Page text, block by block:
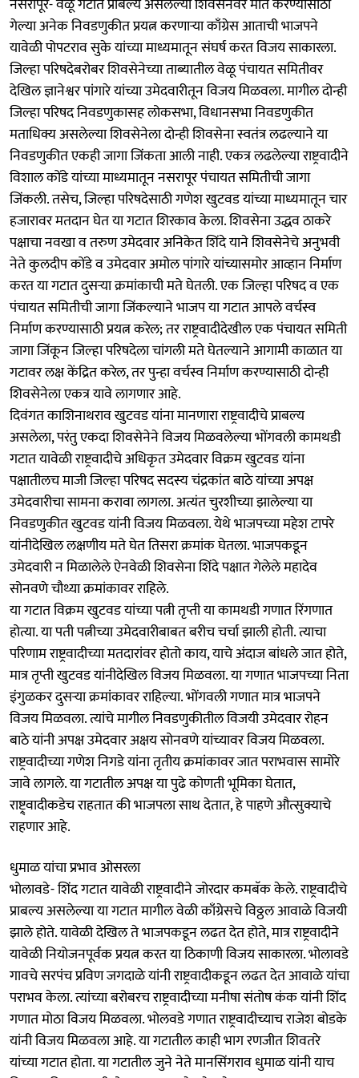
गेल्या अनेक निवडणुकीत प्रयत्न करणाऱ्या काँग्रेस आताची भाजपने
यावेळी पोपटराव सुके यांच्या माध्यमातून संघर्ष करत विजय साकारला.
जिल्हा परिषदेबरोबर शिवसेनेच्या ताब्यातील वेळू पंचायत समितीवर
देखिल ज्ञानेश्वर पांगारे यांच्या उमेदवारीतून विजय मिळवला. मागील दोन्ही
जिल्हा परिषद निवडणुकासह लोकसभा, विधानसभा निवडणुकीत
मताधिक्य असलेल्या शिवसेनेला दोन्ही शिवसेना स्वतंत्र लढल्याने या
निवडणुकीत एकही जागा जिंकता आली नाही. एकत्र लढलेल्या राष्ट्रवादीने
विशाल कोंडे यांच्या माध्यमातून नसरापूर पंचायत समितीची जागा
जिंकली. तसेच, जिल्हा परिषदेसाठी गणेश खुटवड यांच्या माध्यमातून चार
हजारावर मतदान घेत या गटात शिरकाव केला. शिवसेना उद्धव ठाकरे
पक्षाचा नवखा व तरुण उमेदवार अनिकेत शिंदे याने शिवसेनेचे अनुभवी
नेते कुलदीप कोंडे व उमेदवार अमोल पांगारे यांच्यासमोर आव्हान निर्माण
करत या गटात दुसऱ्या क्रमांकाची मते घेतली. एक जिल्हा परिषद व एक
पंचायत समितीची जागा जिंकल्याने भाजप या गटात आपले वर्चस्व
निर्माण करण्यासाठी प्रयत्न करेल; तर राष्ट्रवादीदेखील एक पंचायत समिती
जागा जिंकून जिल्हा परिषदेला चांगली मते घेतल्याने आगामी काळात या
गटावर लक्ष केंद्रित करेल, तर पुन्हा वर्चस्व निर्माण करण्यासाठी दोन्ही
शिवसेनेला एकत्र यावे लागणार आहे.
दिवंगत काशिनाथराव खुटवड यांना मानणारा राष्ट्रवादीचे प्राबल्य
असलेला, परंतु एकदा शिवसेनेने विजय मिळवलेल्या भोंगवली कामथडी
गटात यावेळी राष्ट्रवादीचे अधिकृत उमेदवार विक्रम खुटवड यांना
पक्षातीलच माजी जिल्हा परिषद सदस्य चंद्रकांत बाठे यांच्या अपक्ष
उमेदवारीचा सामना करावा लागला. अत्यंत चुरशीच्या झालेल्या या
निवडणुकीत खुटवड यांनी विजय मिळवला. येथे भाजपच्या महेश टापरे
यांनीदेखिल लक्षणीय मते घेत तिसरा क्रमांक घेतला. भाजपकडून
उमेदवारी न मिळालेले ऐनवेळी शिवसेना शिंदे पक्षात गेलेले महादेव
सोनवणे चौथ्या क्रमांकावर राहिले.
या गटात विक्रम खुटवड यांच्या पत्नी तृप्ती या कामथडी गणात रिंगणात
होत्या. या पती पत्नीच्या उमेदवारीबाबत बरीच चर्चा झाली होती. त्याचा
परिणाम राष्ट्रवादीच्या मतदारांवर होतो काय, याचे अंदाज बांधले जात होते,
मात्र तृप्ती खुटवड यांनीदेखिल विजय मिळवला. या गणात भाजपच्या निता
इंगुळकर दुसऱ्या क्रमांकावर राहिल्या. भोंगवली गणात मात्र भाजपने
विजय मिळवला. त्यांचे मागील निवडणुकीतील विजयी उमेदवार रोहन
बाठे यांनी अपक्ष उमेदवार अक्षय सोनवणे यांच्यावर विजय मिळवला.
राष्ट्रवादीच्या गणेश निगडे यांना तृतीय क्रमांकावर जात पराभवास सामोरे
जावे लागले. या गटातील अपक्ष या पुढे कोणती भूमिका घेतात,
राष्ट्र्वादीकडेच राहतात की भाजपला साथ देतात, हे पाहणे औत्सुक्याचे
राहणार आहे.
धुमाळ यांचा प्रभाव ओसरला
भोलावडे- शिंद गटात यावेळी राष्ट्रवादीने जोरदार कमबॅक केले. राष्ट्रवादीचे
प्राबल्य असलेल्या या गटात मागील वेळी काँग्रेसचे विठ्ठल आवाळे विजयी
झाले होते. यावेळी देखिल ते भाजपकडून लढत देत होते, मात्र राष्ट्रवादीने
यावेळी नियोजनपूर्वक प्रयत्न करत या ठिकाणी विजय साकारला. भोलावडे
गावचे सरपंच प्रविण जगदाळे यांनी राष्ट्रवादीकडून लढत देत आवाळे यांचा
पराभव केला. त्यांच्या बरोबरच राष्ट्रवादीच्या मनीषा संतोष कंक यांनी शिंद
गणात मोठा विजय मिळवला. भोलवडे गणात राष्ट्रवादीच्याच राजेश बोडके
यांनी विजय मिळवला आहे. या गटातील काही भाग रणजीत शिवतरे
यांच्या गटात होता. या गटातील जुने नेते मानसिंगराव धुमाळ यांनी याच